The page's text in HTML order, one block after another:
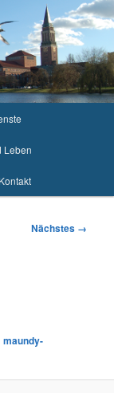
Leben
Kontakt
Nächstes →
maundy-